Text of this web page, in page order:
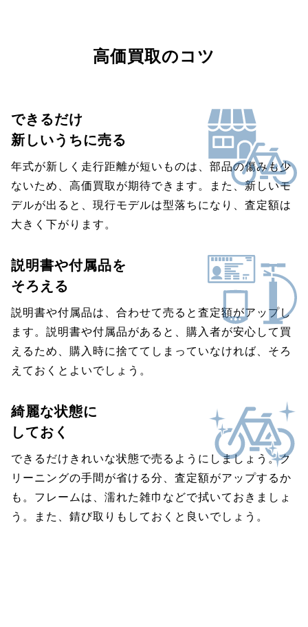
高価買取のコツ
できるだけ
新しいうちに売る
年式が新しく走行距離が短いものは、部品の傷みも少
ないため、高価買取が期待できます。また、新しいモ
デルが出ると、現行モデルは型落ちになり、査定額は
大きく下がります。
説明書や付属品を
そろえる
説明書や付属品は、合わせて売ると査定額がアップし
ます。説明書や付属品があると、購入者が安心して買
えるため、購入時に捨ててしまっていなければ、そろ
えておくとよいでしょう。
綺麗な状態に
しておく
できるだけきれいな状態で売るようにしましょう。ク
リーニングの手間が省ける分、査定額がアップするか
も。フレームは、濡れた雑巾などで拭いておきましょ
う。また、錆び取りもしておくと良いでしょう。